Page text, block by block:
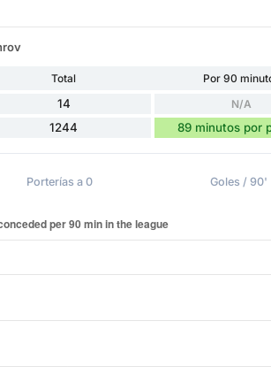
Total
Por 90
14
N/A
1244 89 minutos por
Porterías a 0 Goles / 90'